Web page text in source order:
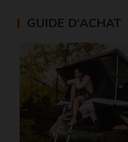
GUIDE D'ACHAT